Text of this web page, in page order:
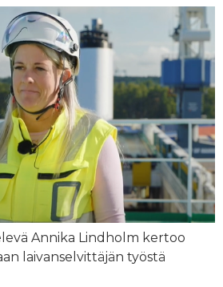
Annika Lindholm kertoo
laivanselvittäjän työstä